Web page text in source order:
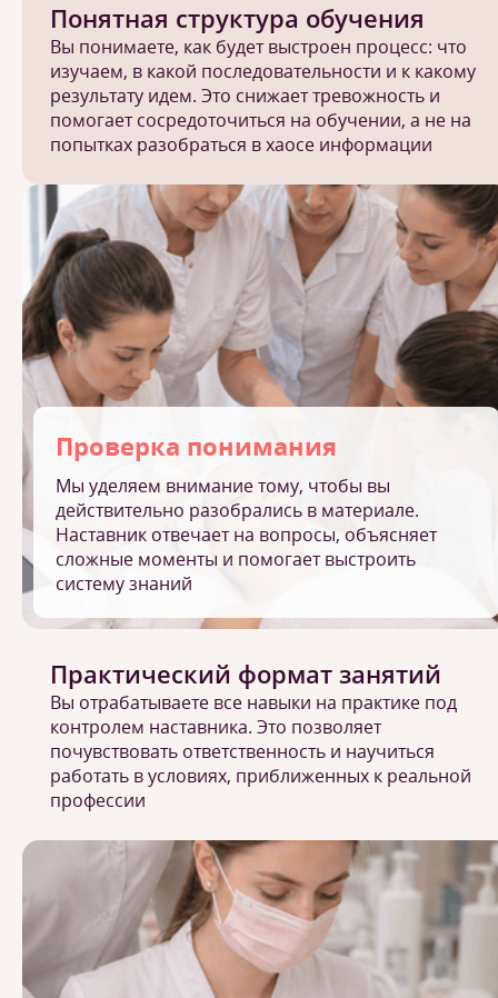
Понятная структура обучения
Вы понимаете, как будет выстроен процесс: что
изучаем, в какой последовательности и к какому
результату идем. Это снижает тревожность и
помогает сосредоточиться на обучении, а не на
попытках разобраться в хаосе информации
Проверка понимания
Мы уделяем внимание тому, чтобы вы
действительно разобрались в материале.
Наставник отвечает на вопросы, объясняет
сложные моменты и помогает выстроить
систему знаний
Практический формат занятий
Вы отрабатываете все навыки на практике под
контролем наставника. Это позволяет
почувствовать ответственность и научиться
работать в условиях, приближенных к реальной
профессии